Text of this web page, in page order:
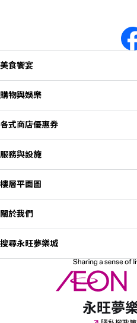
請選擇您偏好的語言
美食饗宴
購物與娛樂
各式商店優惠券
服務與設施
樓層平面圖
關於我們
搜尋永旺夢樂城